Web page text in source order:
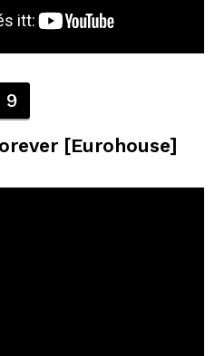
9
[Eurohouse]